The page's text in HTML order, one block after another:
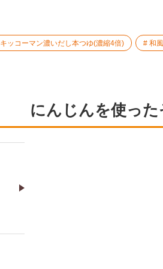
キッコーマン濃いだし本つゆ(濃縮4倍) 和風
にんじんを使っ